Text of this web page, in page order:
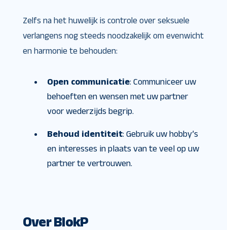
Zelfs na het huwelijk is controle over seksuele
verlangens nog steeds noodzakelijk om evenwicht
en harmonie te behouden:
Open communicatie: Communiceer uw
behoeften en wensen met uw partner
voor wederzijds begrip.
Behoud identiteit: Gebruik uw hobby’s
en interesses in plaats van te veel op uw
partner te vertrouwen.
Over BlokP